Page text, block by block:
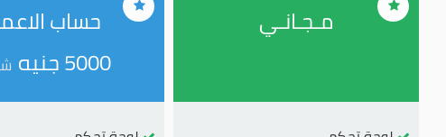
مـجـانـي
حساب
5000 جنيه